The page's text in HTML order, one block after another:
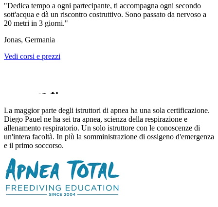
"Dedica tempo a ogni partecipante, ti accompagna ogni secondo
sott'acqua e dà un riscontro costruttivo. Sono passato da nervoso a
20 metri in 3 giorni."
Jonas, Germania
Vedi corsi e prezzi
Non solo 1.
La maggior parte degli istruttori di apnea ha una sola certificazione.
Diego Pauel ne ha sei tra apnea, scienza della respirazione e
allenamento respiratorio. Un solo istruttore con le conoscenze di
un'intera facoltà. In più la somministrazione di ossigeno d'emergenza
e il primo soccorso.